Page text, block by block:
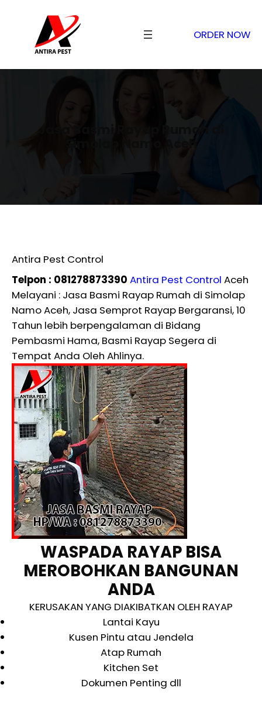
ORDER NOW
Jasa Basmi Rayap Rumah di
Simolap Namo Aceh
Antira Pest Control
Telpon : 081278873390 Antira Pest Control Aceh
Melayani : Jasa Basmi Rayap Rumah di Simolap
Namo Aceh, Jasa Semprot Rayap Bergaransi, 10
Tahun lebih berpengalaman di Bidang
Pembasmi Hama, Basmi Rayap Segera di
Tempat Anda Oleh Ahlinya.
WASPADA RAYAP BISA
MEROBOHKAN BANGUNAN
ANDA
KERUSAKAN YANG DIAKIBATKAN OLEH RAYAP
Lantai Kayu
Kusen Pintu atau Jendela
Atap Rumah
Kitchen Set
Dokumen Penting dll